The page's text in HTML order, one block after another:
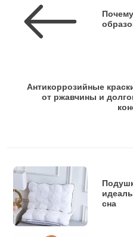
Антикоррозийные
от ржавчины и
сна